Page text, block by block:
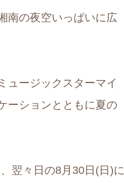
南の夜空いっぱいに広
ュージックスターマイ
ーションとともに夏の
翌々日の8月30日(日)に